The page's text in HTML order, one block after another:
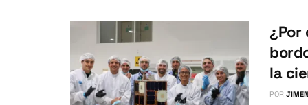
¿Por
la
POR